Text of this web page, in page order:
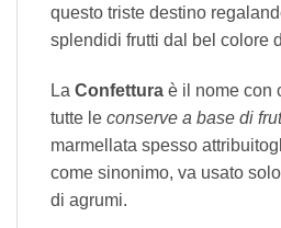
questo triste destino
splendidi frutti dal bel colore
La Confettura è il nome con
tutte le conserve a base di
marmellata spesso
come sinonimo, va usato
di agrumi.